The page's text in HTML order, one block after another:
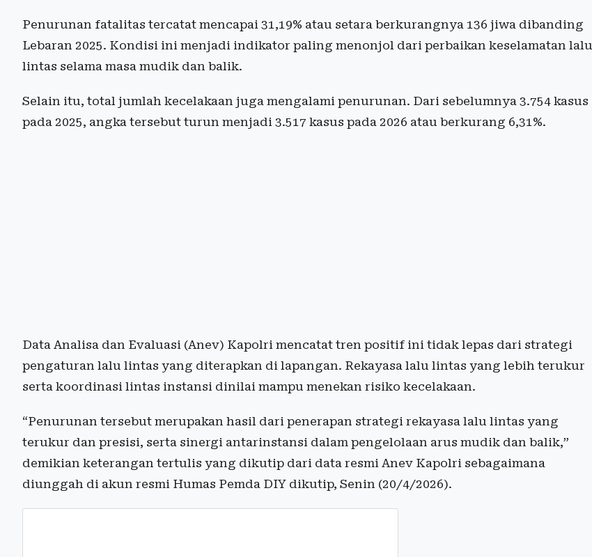
Penurunan fatalitas tercatat mencapai 31,19% atau setara berkurangnya 136 jiwa dibanding
Lebaran 2025. Kondisi ini menjadi indikator paling menonjol dari perbaikan keselamatan lalu
lintas selama masa mudik dan balik.
Selain itu, total jumlah kecelakaan juga mengalami penurunan. Dari sebelumnya 3.754 kasus
pada 2025, angka tersebut turun menjadi 3.517 kasus pada 2026 atau berkurang 6,31%.
Data Analisa dan Evaluasi (Anev) Kapolri mencatat tren positif ini tidak lepas dari strategi
pengaturan lalu lintas yang diterapkan di lapangan. Rekayasa lalu lintas yang lebih terukur
serta koordinasi lintas instansi dinilai mampu menekan risiko kecelakaan.
“Penurunan tersebut merupakan hasil dari penerapan strategi rekayasa lalu lintas yang
terukur dan presisi, serta sinergi antarinstansi dalam pengelolaan arus mudik dan balik,”
demikian keterangan tertulis yang dikutip dari data resmi Anev Kapolri sebagaimana
diunggah di akun resmi Humas Pemda DIY dikutip, Senin (20/4/2026).